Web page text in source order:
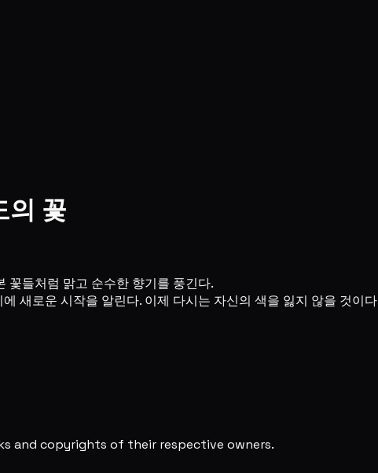
의 꽃
꽃들처럼 맑고 순수한 향기를 풍긴다.
새로운 시작을 알린다. 이제 다시는 자신의 색을 잃지 않을 것이다
and copyrights of their respective owners.